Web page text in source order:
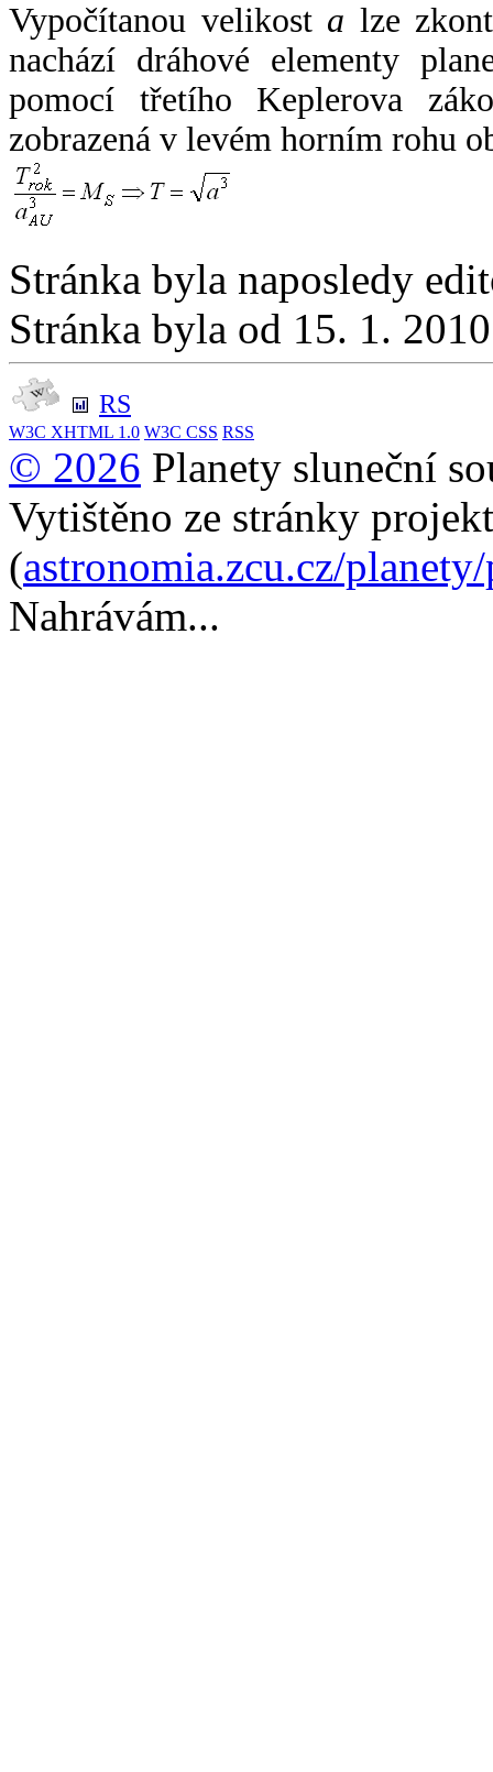
Vypočítanou velikost a lze
nachází dráhové elementy
pomocí třetího Keplerova
zobrazená v levém horním rohu
Stránka byla naposledy
Stránka byla od 15. 1.
RS
W3C XHTML 1.0 W3C CSS RSS
© 2026 Planety sluneční
Vytištěno ze stránky
(astronomia.zcu.cz/
Nahrávám...